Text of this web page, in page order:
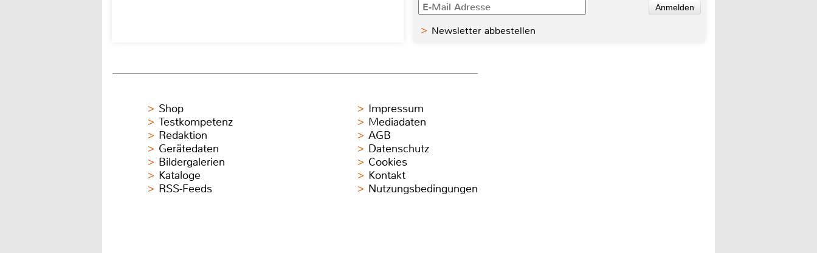
Newsletter abbestellen
Shop
Testkompetenz
Redaktion
Gerätedaten
Bildergalerien
Kataloge
RSS-Feeds
Impressum
Mediadaten
AGB
Datenschutz
Cookies
Kontakt
Nutzungsbedingungen